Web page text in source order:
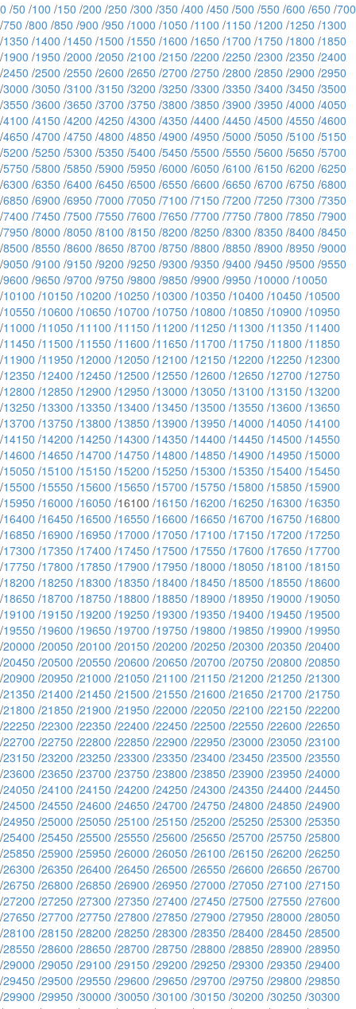
0 /50 /100 /150 /200 /250 /300 /350 /400 /450 /500 /550 /600 /650 /700
/750 /800 /850 /900 /950 /1000 /1050 /1100 /1150 /1200 /1250 /1300
/1350 /1400 /1450 /1500 /1550 /1600 /1650 /1700 /1750 /1800 /1850
/1900 /1950 /2000 /2050 /2100 /2150 /2200 /2250 /2300 /2350 /2400
/2450 /2500 /2550 /2600 /2650 /2700 /2750 /2800 /2850 /2900 /2950
/3000 /3050 /3100 /3150 /3200 /3250 /3300 /3350 /3400 /3450 /3500
/3550 /3600 /3650 /3700 /3750 /3800 /3850 /3900 /3950 /4000 /4050
/4100 /4150 /4200 /4250 /4300 /4350 /4400 /4450 /4500 /4550 /4600
/4650 /4700 /4750 /4800 /4850 /4900 /4950 /5000 /5050 /5100 /5150
/5200 /5250 /5300 /5350 /5400 /5450 /5500 /5550 /5600 /5650 /5700
/5750 /5800 /5850 /5900 /5950 /6000 /6050 /6100 /6150 /6200 /6250
/6300 /6350 /6400 /6450 /6500 /6550 /6600 /6650 /6700 /6750 /6800
/6850 /6900 /6950 /7000 /7050 /7100 /7150 /7200 /7250 /7300 /7350
/7400 /7450 /7500 /7550 /7600 /7650 /7700 /7750 /7800 /7850 /7900
/7950 /8000 /8050 /8100 /8150 /8200 /8250 /8300 /8350 /8400 /8450
/8500 /8550 /8600 /8650 /8700 /8750 /8800 /8850 /8900 /8950 /9000
/9050 /9100 /9150 /9200 /9250 /9300 /9350 /9400 /9450 /9500 /9550
/9600 /9650 /9700 /9750 /9800 /9850 /9900 /9950 /10000 /10050
/10100 /10150 /10200 /10250 /10300 /10350 /10400 /10450 /10500
/10550 /10600 /10650 /10700 /10750 /10800 /10850 /10900 /10950
/11000 /11050 /11100 /11150 /11200 /11250 /11300 /11350 /11400
/11450 /11500 /11550 /11600 /11650 /11700 /11750 /11800 /11850
/11900 /11950 /12000 /12050 /12100 /12150 /12200 /12250 /12300
/12350 /12400 /12450 /12500 /12550 /12600 /12650 /12700 /12750
/12800 /12850 /12900 /12950 /13000 /13050 /13100 /13150 /13200
/13250 /13300 /13350 /13400 /13450 /13500 /13550 /13600 /13650
/13700 /13750 /13800 /13850 /13900 /13950 /14000 /14050 /14100
/14150 /14200 /14250 /14300 /14350 /14400 /14450 /14500 /14550
/14600 /14650 /14700 /14750 /14800 /14850 /14900 /14950 /15000
/15050 /15100 /15150 /15200 /15250 /15300 /15350 /15400 /15450
/15500 /15550 /15600 /15650 /15700 /15750 /15800 /15850 /15900
/15950 /16000 /16050 /16100 /16150 /16200 /16250 /16300 /16350
/16400 /16450 /16500 /16550 /16600 /16650 /16700 /16750 /16800
/16850 /16900 /16950 /17000 /17050 /17100 /17150 /17200 /17250
/17300 /17350 /17400 /17450 /17500 /17550 /17600 /17650 /17700
/17750 /17800 /17850 /17900 /17950 /18000 /18050 /18100 /18150
/18200 /18250 /18300 /18350 /18400 /18450 /18500 /18550 /18600
/18650 /18700 /18750 /18800 /18850 /18900 /18950 /19000 /19050
/19100 /19150 /19200 /19250 /19300 /19350 /19400 /19450 /19500
/19550 /19600 /19650 /19700 /19750 /19800 /19850 /19900 /19950
/20000 /20050 /20100 /20150 /20200 /20250 /20300 /20350 /20400
/20450 /20500 /20550 /20600 /20650 /20700 /20750 /20800 /20850
/20900 /20950 /21000 /21050 /21100 /21150 /21200 /21250 /21300
/21350 /21400 /21450 /21500 /21550 /21600 /21650 /21700 /21750
/21800 /21850 /21900 /21950 /22000 /22050 /22100 /22150 /22200
/22250 /22300 /22350 /22400 /22450 /22500 /22550 /22600 /22650
/22700 /22750 /22800 /22850 /22900 /22950 /23000 /23050 /23100
/23150 /23200 /23250 /23300 /23350 /23400 /23450 /23500 /23550
/23600 /23650 /23700 /23750 /23800 /23850 /23900 /23950 /24000
/24050 /24100 /24150 /24200 /24250 /24300 /24350 /24400 /24450
/24500 /24550 /24600 /24650 /24700 /24750 /24800 /24850 /24900
/24950 /25000 /25050 /25100 /25150 /25200 /25250 /25300 /25350
/25400 /25450 /25500 /25550 /25600 /25650 /25700 /25750 /25800
/25850 /25900 /25950 /26000 /26050 /26100 /26150 /26200 /26250
/26300 /26350 /26400 /26450 /26500 /26550 /26600 /26650 /26700
/26750 /26800 /26850 /26900 /26950 /27000 /27050 /27100 /27150
/27200 /27250 /27300 /27350 /27400 /27450 /27500 /27550 /27600
/27650 /27700 /27750 /27800 /27850 /27900 /27950 /28000 /28050
/28100 /28150 /28200 /28250 /28300 /28350 /28400 /28450 /28500
/28550 /28600 /28650 /28700 /28750 /28800 /28850 /28900 /28950
/29000 /29050 /29100 /29150 /29200 /29250 /29300 /29350 /29400
/29450 /29500 /29550 /29600 /29650 /29700 /29750 /29800 /29850
/29900 /29950 /30000 /30050 /30100 /30150 /30200 /30250 /30300